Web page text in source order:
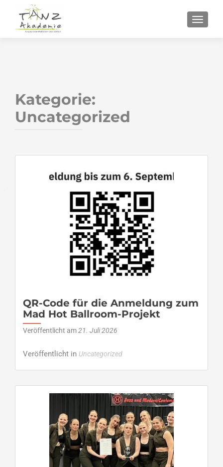
Kategorie:
Uncategorized
QR-Code für die Anmeldung zum
Mad Hot Ballroom-Projekt
Veröffentlicht am21. Juli 2026
Veröffentlicht in Uncategorized